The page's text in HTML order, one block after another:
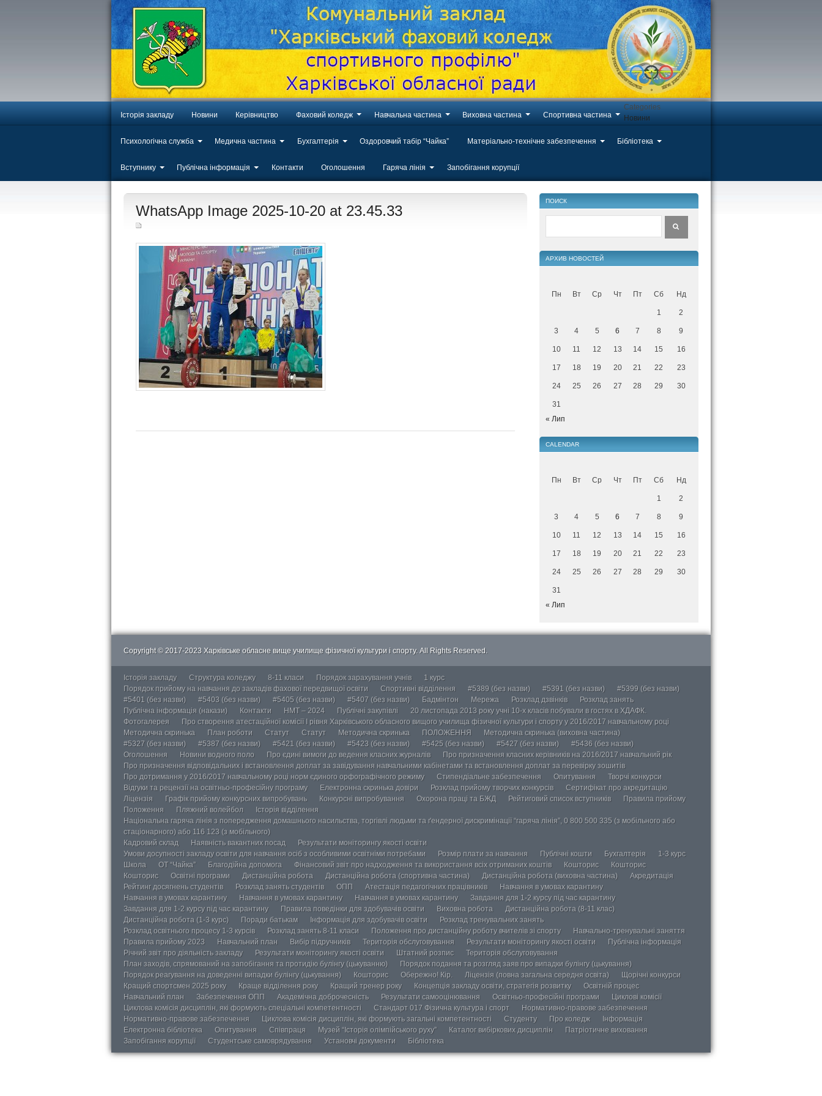
Історія закладу Новини Керівництво Фаховий коледж Навчальна частина Виховна частина Спортивна частина
Психологічна служба Медична частина Бухгалтерія Оздоровчий табір “Чайка” Матеріально-технічне забезпечення Бібліотека
Вступнику Публічна інформація Контакти Оголошення Гаряча лінія Запобігання корупції
Categories
Новини
20
WhatsApp Image 2025-10-20 at 23.45.33
ПОИСК
АРХИВ НОВОСТЕЙ
Пн Вт Ср Чт Пт Сб Нд
1 2
3 4 5 6 7 8 9
10 11 12 13 14 15 16
17 18 19 20 21 22 23
24 25 26 27 28 29 30
31
« Лип
CALENDAR
Пн Вт Ср Чт Пт Сб Нд
1 2
3 4 5 6 7 8 9
10 11 12 13 14 15 16
17 18 19 20 21 22 23
24 25 26 27 28 29 30
31
« Лип
Copyright © 2017-2023 Харківське обласне вище училище фізичної культури і спорту. All Rights Reserved.
Історія закладу Структура коледжу 8-11 класи Порядок зарахування учнів
1 курс
Порядок прийому на навчання до закладів фахової передвищої освіти
Спортивні відділення #5389 (без назви) #5391 (без назви)
#5399 (без назви)
#5401 (без назви)
#5403 (без назви) #5405 (без назви) #5407 (без назви) Бадмінтон Мережа Розклад дзвінків
Розклад занять
Публічна інформація (накази)
Контакти НМТ – 2024 Публічні закупівлі
20 листопада 2013 року учні 10-х класів побували в гостях в ХДАФК.
Фотогалерея
Про створення атестаційної комісії І рівня Харківського обласного вищого училища фізичної культури і спорту у 2016/2017 навчальному році
Методична скринька
План роботи Статут Статут Методична скринька ПОЛОЖЕННЯ
Методична скринька (виховна частина)
#5327 (без назви)
#5387 (без назви) #5421 (без назви) #5423 (без назви) #5425 (без назви) #5427 (без назви)
#5436 (без назви)
Оголошення
Новини водного поло Про єдині вимоги до ведення класних журналів
Про призначення класних керівників на 2016/2017 навчальний рік
Про призначення відповідальних і встановлення доплат за завідування навчальними кабінетами та встановлення доплат за перевірку зошитів
Про дотримання у 2016/2017 навчальному році норм єдиного орфографічного режиму
Стипендіальне забезпечення Опитування
Творчі конкурси
Відгуки та рецензії на освітньо-професійну програму
Електронна скринька довіри Розклад прийому творчих конкурсів
Сертифікат про акредитацію
Ліцензія
Графік прийому конкурсних випробувань Конкурсні випробування Охорона праці та БЖД Рейтиговий список вступників
Правила прийому
Положення
Пляжний волейбол
Історія відділення
Національна гаряча лінія з попередження домашнього насильства, торгівлі людьми та ґендерної дискримінації “гаряча лінія”, 0 800 500 335 (з мобільного або
стаціонарного) або 116 123 (з мобільного)
Кадровий склад
Наявність вакантних посад
Результати моніторингу якості освіти
Умови досупності закладу освіти для навчання осіб з особливими освітніми потребами
Розмір плати за навчання Публічні кошти Бухгалтерія
1-3 курс
Школа
ОТ “Чайка” Благодійна допомога Фінансовий звіт про надходження та використання всіх отриманих коштів Кошторис
Кошторис
Кошторис
Освітні програми Дистанційна робота Дистанційна робота (спортивна частина) Дистанційна робота (виховна частина)
Акредитація
Рейтинг досягнень студентів
Розклад занять студентів ОПП Атестація педагогічних працівників
Навчання в умовах карантину
Навчання в умовах карантину
Навчання в умовах карантину Навчання в умовах карантину
Завдання для 1-2 курсу під час карантину
Завдання для 1-2 курсу під час карантину
Правила поведінки для здобувачів освіти Виховна робота
Дистанційна робота (8-11 клас)
Дистанційна робота (1-3 курс)
Поради батькам Інформація для здобувачів освіти
Розклад тренувальних занять
Розклад освітнього процесу 1-3 курсів
Розклад занять 8-11 класи Положення про дистанційну роботу вчителів зі спорту
Навчально-тренувальні заняття
Правила прийому 2023
Навчальний план Вибір підручників Територія обслуговування Результати моніторингу якості освіти
Публічна інформація
Річний звіт про діяльність закладу
Результати моніторингу якості освіти Штатний розпис
Територія обслуговування
План заходів, спрямований на запобігання та протидію булінгу (цькуванню)
Порядок подання та розгляд заяв про випадки булінгу (цькування)
Порядок реагування на доведенні випадки булінгу (цькування)
Кошторис Обережно! Кір. Ліцензія (повна загальна середня освіта)
Щорічні конкурси
Кращий спортсмен 2025 року
Краще відділення року Кращий тренер року Концепція закладу освіти, стратегія розвитку
Освітній процес
Навчальний план
Забезпечення ОПП Академічна доброчесність Результати самооцінювання Освітньо-професійні програми
Циклові комісії
Циклова комісія дисциплін, які формують спеціальні компетентності
Стандарт 017 Фізична культура і спорт
Нормативно-правове забезпечення
Нормативно-правове забезпечення
Циклова комісія дисциплін, які формують загальні компетентності Студенту Про коледж
Інформація
Електронна бібліотека
Опитування Співпраця Музей “Історія олімпійського руху” Каталог вибіркових дисциплін
Патріотичне виховання
Запобігання корупції
Студентське самоврядування Установчі документи Бібліотека